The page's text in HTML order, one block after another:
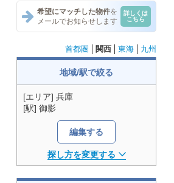
希望にマッチした物件を
メールでお知らせします
詳しくは
こちら
首都圏 関西 東海 九州
地域/駅で絞る
[エリア] 兵庫
[駅] 御影
編集する
探し方を変更する